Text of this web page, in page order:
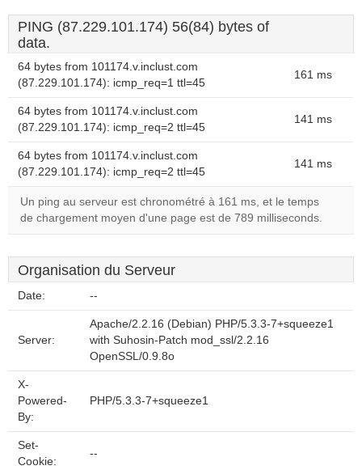
PING (87.229.101.174) 56(84) bytes of
data.
64 bytes from 101174.v.inclust.com
(87.229.101.174): icmp_req=1 ttl=45
161 ms
64 bytes from 101174.v.inclust.com
(87.229.101.174): icmp_req=2 ttl=45
141 ms
64 bytes from 101174.v.inclust.com
(87.229.101.174): icmp_req=2 ttl=45
141 ms
Un ping au serveur est chronométré à 161 ms, et le temps
de chargement moyen d'une page est de 789 milliseconds.
Organisation du Serveur
Date: --
Server:
Apache/2.2.16 (Debian) PHP/5.3.3-7+squeeze1
with Suhosin-Patch mod_ssl/2.2.16
OpenSSL/0.9.8o
X-
Powered-
By:
PHP/5.3.3-7+squeeze1
Set-
Cookie:
--